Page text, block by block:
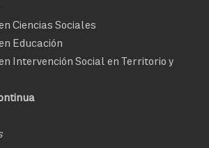
Ciencias Sociales
Educación
Intervención Social en Territorio y